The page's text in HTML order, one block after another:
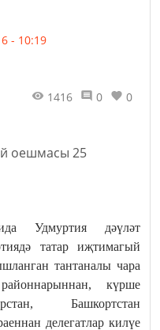
- 10:19
1416 0 0
Удмуртия дәүләт
татар иҗтимагый
тантаналы чара
күрше
Башкортстан
делегатлар килүе